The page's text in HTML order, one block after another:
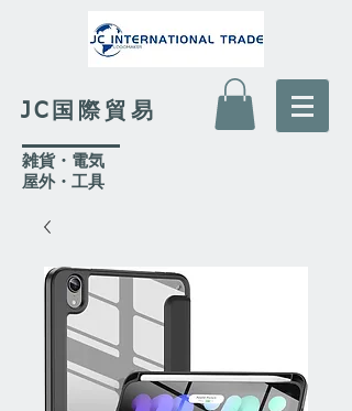
JC国際貿易
​雑貨・電気
​屋外・工具